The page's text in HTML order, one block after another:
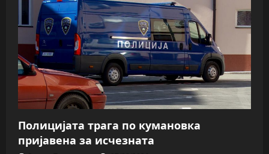
Полицијата трага пo кумановка
пријавена за исчезната